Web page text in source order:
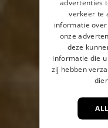
advertenties
verkeer te
informatie
onze
deze
informatie die
zij hebben